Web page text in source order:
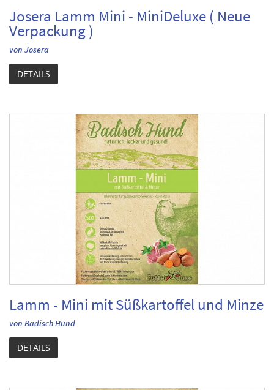
Josera Lamm Mini - MiniDeluxe ( Neue
Verpackung )
von Josera
DETAILS
Lamm - Mini mit Süßkartoffel und Minze
von Badisch Hund
DETAILS